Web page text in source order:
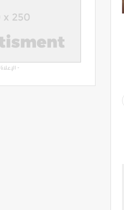
- الإعلانات -